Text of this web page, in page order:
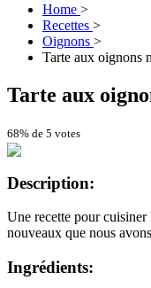
Home >
Recettes >
Oignons >
Tarte aux oignons
Tarte aux
68% de 5 votes
Description:
Une recette pour cuisiner
nouveaux que nous
Ingrédients: